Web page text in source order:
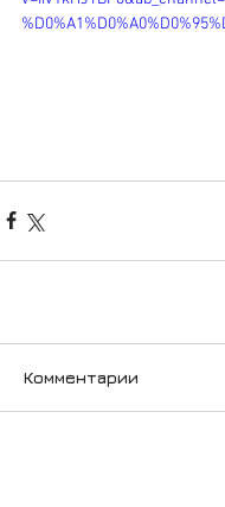
Комментарии